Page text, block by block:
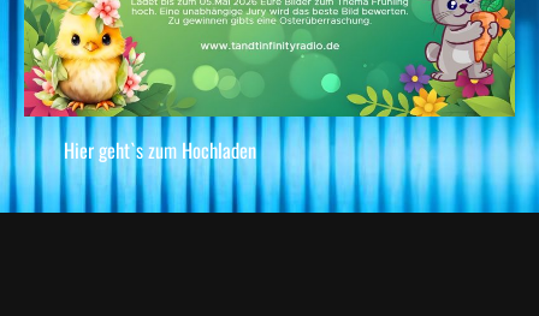
Hier geht`s zum Hochladen